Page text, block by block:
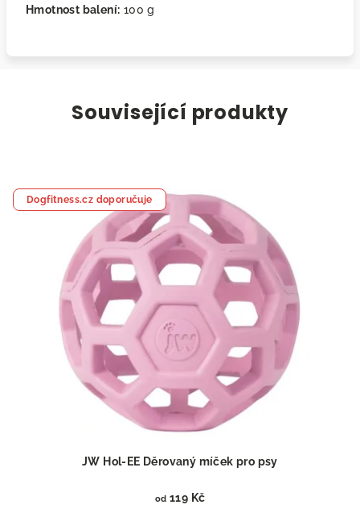
Hmotnost balení: 100 g
Související produkty
Dogfitness.cz doporučuje
JW Hol-EE Děrovaný míček pro psy
od 119 Kč